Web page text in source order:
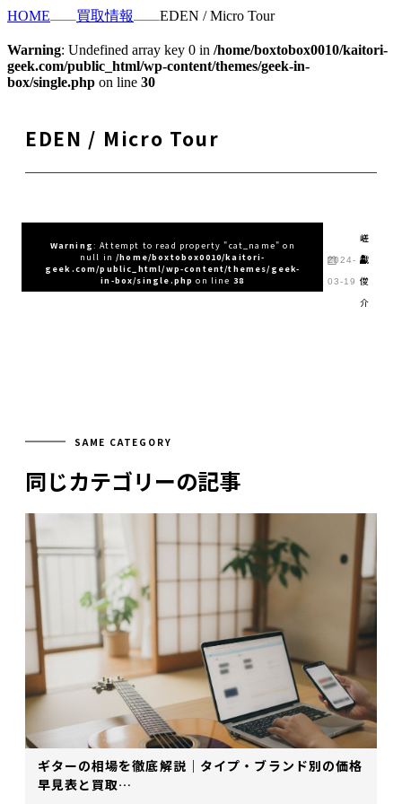
HOME 買取情報 EDEN / Micro Tour
Warning: Undefined array key 0 in /home/boxtobox0010/kaitori-
geek.com/public_html/wp-content/themes/geek-in-
box/single.php on line 30
EDEN / Micro Tour
Warning: Attempt to read property "cat_name" on
null in/home/boxtobox0010/kaitori-
geek.com/public_html/wp-content/themes/geek-
in-box/single.php on line 38
2024-
03-19
嵯
峨
俊
介
SAME CATEGORY
同じカテゴリーの記事
ギターの相場を徹底解説｜タイプ・ブランド別の価格
早見表と買取…